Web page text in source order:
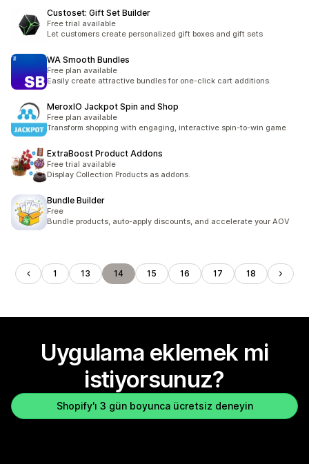
Custoset: Gift Set Builder
Free trial available
Let customers create personalized gift boxes and gift sets
WA Smooth Bundles
Free plan available
Easily create attractive bundles for one-click cart additions.
MeroxIO Jackpot Spin and Shop
Free plan available
Transform shopping with engaging, interactive spin-to-win game
ExtraBoost Product Addons
Free trial available
Display Collection Products as addons.
Bundle Builder
Free
Bundle products, auto-apply discounts, and accelerate your AOV
1 13 14 15 16 17 18
Uygulama eklemek mi
istiyorsunuz?
Shopify'ı 3 gün boyunca ücretsiz deneyin